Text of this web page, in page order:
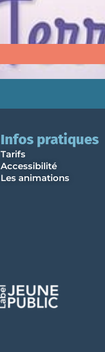
Infos pratiques
Tarifs
Accessibilité
Les animations